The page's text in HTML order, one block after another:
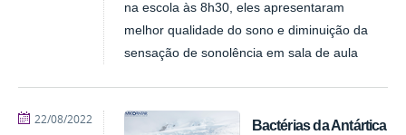
na escola às 8h30, eles apresentaram
melhor qualidade do sono e diminuição da
sensação de sonolência em sala de aula
Bactérias da Antártica
publicado
22/08/2022